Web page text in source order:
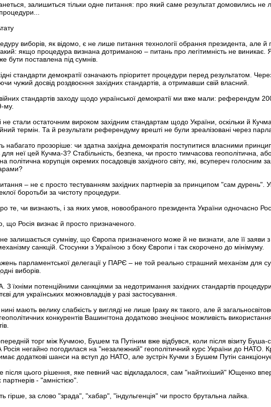
залишиться тільки одне питання: про який саме результат домовились
виборів, як відомо, є не лише питання технології обрання президента, але й
якщо процедура визнана дотриманою – питань про легітимність не
бути поставлена під сумнів.
стандарти демократії означають пріоритет процедури перед результатом.
чужий досвід роздвоєння західних стандартів, а отримавши свій власний.
стандартів заходу щодо української демократії ми вже мали: референдум
му.
не стали остаточним вироком західним стандартам щодо України, оскільки й
термін. Та й результати референдуму врешті не були зреалізовані через
набагато прозоріше: чи здатна західна демократія поступитися власними
для неї цей Кучма-3? Стабільність, безпека, чи просто тимчасова геополітична,
політична корупція окремих посадовців західного світу, які, всупереч
– не є просто тестуванням західних партнерів за принципом "сам дурень".
боротьби за чистоту процедури.
те, чи визнають, і за яких умов, новообраного президента України одночасно
що Росія визнає й просто призначеного.
залишається сумніву, що Європа призначеного може й не визнати, але її заяви
санкцій. Стосунки з Україною з боку Європи і так скорочено до мінімуму.
парламентської делегації у ПАРЄ – не той реально страшний механізм для
виборів.
їхніми потенційними санкціями за недотримання західних стандартів
для українських можновладців у разі застосування.
мають велику слабкість у вигляді не лише Іраку як такого, але й
конкурентів Вашингтона додатково знецінює можливість
торг між Кучмою, Бушем та Путіним вже відбувся, коли після візиту
Росія негайно погодилася на "незалежний" геополітичний курс України до
додаткові шанси на вступ до НАТО, але зустріч Кучми з Бушем Путін
після цього рішення, яке певний час відкладалося, сам "найтихіший" Ющенко
партнерів - "амністією".
гірше, за слово "зрада", "хабар", "індульгенція" чи просто брутальна лайка.